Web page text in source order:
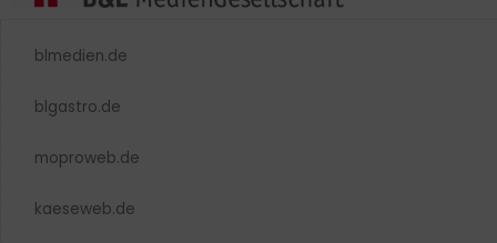
blmedien.de
blgastro.de
moproweb.de
kaeseweb.de